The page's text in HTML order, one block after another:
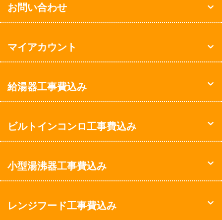
お問い合わせ
マイアカウント
給湯器工事費込み
ビルトインコンロ工事費込み
小型湯沸器工事費込み
レンジフード工事費込み